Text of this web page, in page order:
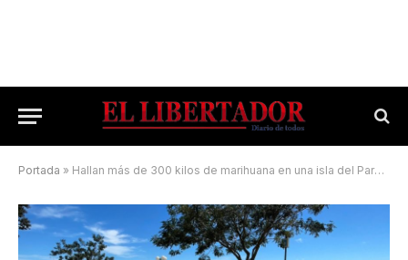
Portada » Hallan más de 300 kilos de marihuana en una isla del Paraná